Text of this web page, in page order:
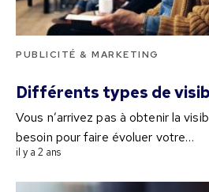
PUBLICITÉ & MARKETING
Différents types de
Vous n’arrivez pas à obtenir la
besoin pour faire évoluer votre…
il y a 2 ans